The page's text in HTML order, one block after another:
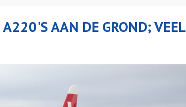
AAN DE GROND; VEEL